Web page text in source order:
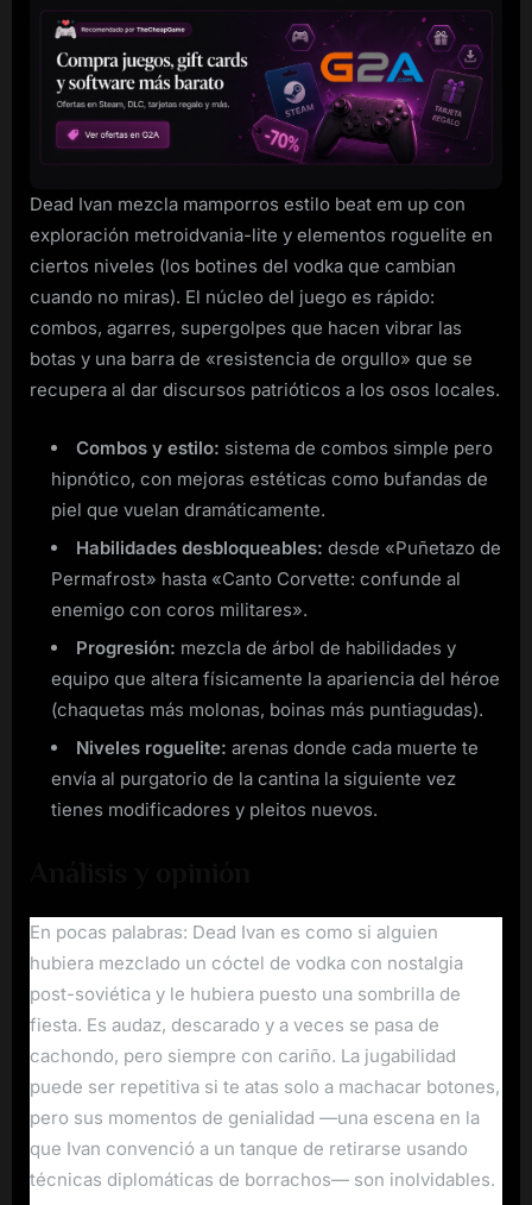
Dead Ivan mezcla mamporros estilo beat em up con
exploración metroidvania-lite y elementos roguelite en
ciertos niveles (los botines del vodka que cambian
cuando no miras). El núcleo del juego es rápido:
combos, agarres, supergolpes que hacen vibrar las
botas y una barra de «resistencia de orgullo» que se
recupera al dar discursos patrióticos a los osos locales.
Combos y estilo: sistema de combos simple pero
hipnótico, con mejoras estéticas como bufandas de
piel que vuelan dramáticamente.
Habilidades desbloqueables: desde «Puñetazo de
Permafrost» hasta «Canto Corvette: confunde al
enemigo con coros militares».
Progresión: mezcla de árbol de habilidades y
equipo que altera físicamente la apariencia del héroe
(chaquetas más molonas, boinas más puntiagudas).
Niveles roguelite: arenas donde cada muerte te
envía al purgatorio de la cantina la siguiente vez
tienes modificadores y pleitos nuevos.
En pocas palabras: Dead Ivan es como si alguien
hubiera mezclado un cóctel de vodka con nostalgia
post-soviética y le hubiera puesto una sombrilla de
fiesta. Es audaz, descarado y a veces se pasa de
cachondo, pero siempre con cariño. La jugabilidad
puede ser repetitiva si te atas solo a machacar botones,
pero sus momentos de genialidad —una escena en la
que Ivan convenció a un tanque de retirarse usando
técnicas diplomáticas de borrachos— son inolvidables.